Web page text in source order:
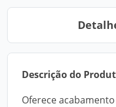
Descrição do
Oferece